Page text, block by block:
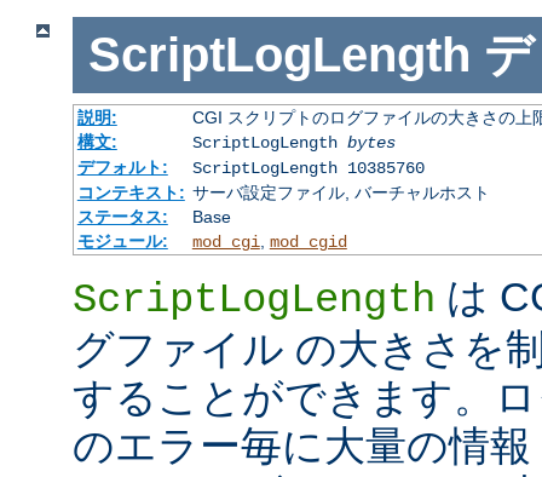
ScriptLogLength
説明:
CGI スクリプトのログファイルの大きさの上
構文:
ScriptLogLength bytes
デフォルト:
ScriptLogLength 10385760
コンテキスト: サーバ設定ファイル, バーチャルホスト
ステータス:
Base
モジュール:
mod_cgi mod_cgid
ScriptLogLength は
グファイル の大きさを
することができます。
のエラー毎に大量の情